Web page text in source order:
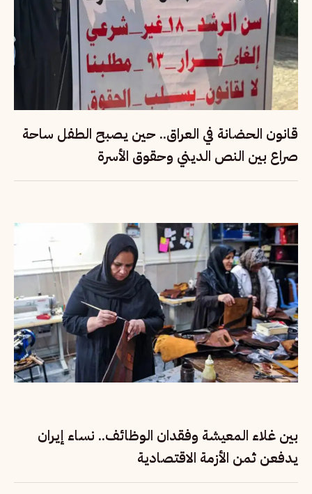
قانون الحضانة في العراق.. حين يصبح الطفل ساحة
صراع بين النص الديني وحقوق الأسرة
بين غلاء المعيشة وفقدان الوظائف.. نساء إيران
يدفعن ثمن الأزمة الاقتصادية